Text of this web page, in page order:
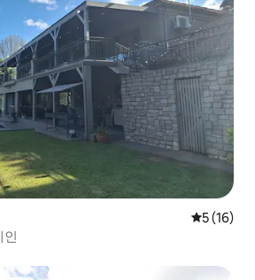
평점 5점
5 (16)
인